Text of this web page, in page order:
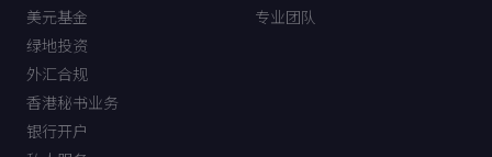
美元基金
绿地投资
外汇合规
香港秘书业务
银行开户
专业团队